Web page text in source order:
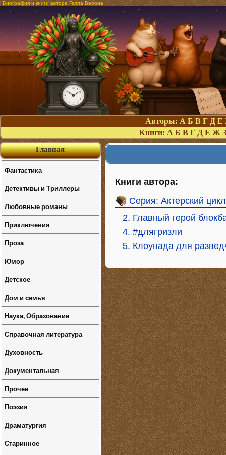
Биография и книги автора Гелла Верона
Авторы: А Б В Г Д Е
Книги: А Б В Г Д Е Ж З
Книги автора:
Серия: Актерский цикл
2. Главный герой
4. #длягризли
5. Клоунада для
Главная
Фантастика
Детективы и Триллеры
Любовные романы
Приключения
Проза
Юмор
Детское
Дом и семья
Наука, Образование
Справочная литература
Духовность
Документальная
Прочее
Поэзия
Драматургия
Старинное